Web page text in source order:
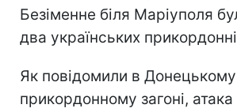
Безіменне біля Маріуполя
два українських
Як повідомили в Донецькому
прикордонному загоні,